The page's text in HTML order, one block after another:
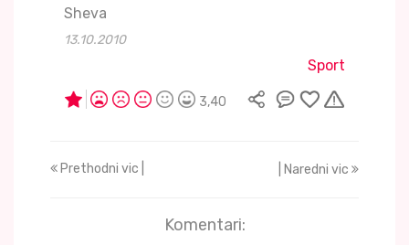
Sheva
13.10.2010
Sport
3,40
Prethodni vic | | Naredni vic
Komentari: